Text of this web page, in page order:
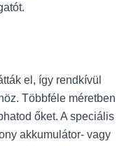
el, így rendkívül
Többféle méretben
őket. A speciális
akkumulátor- vagy